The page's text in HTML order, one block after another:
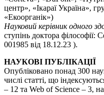
центр», «Ікараї Україна»,
«Екоорганік»)
Науковий керівник одного
ступінь доктора
001985 від 18.12.23 ).
НАУКОВІ ПУБЛІКАЦІЇ
Опубліковано понад 300
числі статті, що
– 12 та Web of Science – 3,